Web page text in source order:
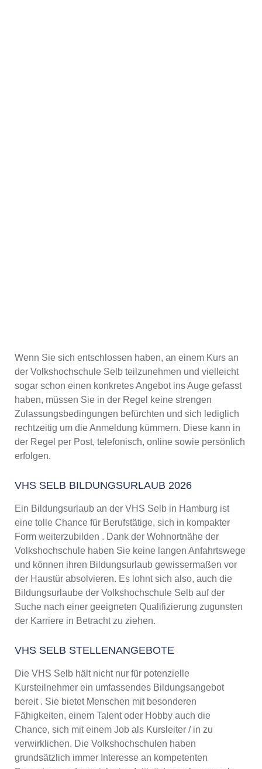
Wenn Sie sich entschlossen haben, an einem Kurs an
der Volkshochschule Selb teilzunehmen und vielleicht
sogar schon einen konkretes Angebot ins Auge gefasst
haben, müssen Sie in der Regel keine strengen
Zulassungsbedingungen befürchten und sich lediglich
rechtzeitig um die Anmeldung kümmern. Diese kann in
der Regel per Post, telefonisch, online sowie persönlich
erfolgen.
VHS SELB BILDUNGSURLAUB 2026
Ein Bildungsurlaub an der VHS Selb in Hamburg ist
eine tolle Chance für Berufstätige, sich in kompakter
Form weiterzubilden . Dank der Wohnortnähe der
Volkshochschule haben Sie keine langen Anfahrtswege
und können ihren Bildungsurlaub gewissermaßen vor
der Haustür absolvieren. Es lohnt sich also, auch die
Bildungsurlaube der Volkshochschule Selb auf der
Suche nach einer geeigneten Qualifizierung zugunsten
der Karriere in Betracht zu ziehen.
VHS SELB STELLENANGEBOTE
Die VHS Selb hält nicht nur für potenzielle
Kursteilnehmer ein umfassendes Bildungsangebot
bereit . Sie bietet Menschen mit besonderen
Fähigkeiten, einem Talent oder Hobby auch die
Chance, sich mit einem Job als Kursleiter / in zu
verwirklichen. Die Volkshochschulen haben
grundsätzlich immer Interesse an kompetenten